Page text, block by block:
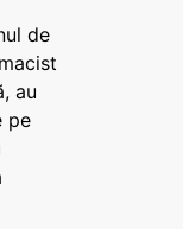
de
au
pe